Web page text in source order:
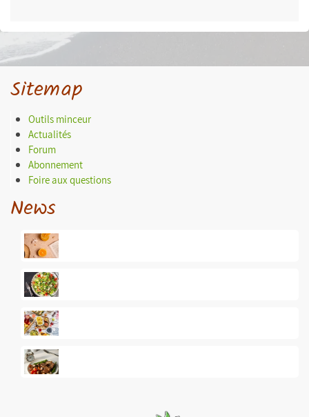
Sitemap
Outils minceur
Actualités
Forum
Abonnement
Foire aux questions
News